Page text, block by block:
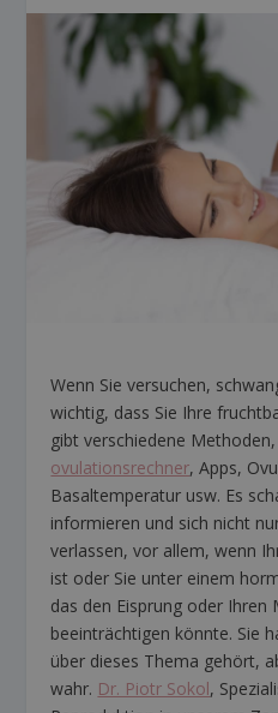
Wenn Sie versuchen,
wichtig, dass Sie Ihre
gibt verschiedene
ovulationsrechner, Apps,
Basaltemperatur usw. Es
informieren und sich nicht
verlassen, vor allem, wenn
ist oder Sie unter einem
das den Eisprung oder Ihren
beeinträchtigen könnte. Sie
über dieses Thema gehört,
wahr. Dr. Piotr Sokol,